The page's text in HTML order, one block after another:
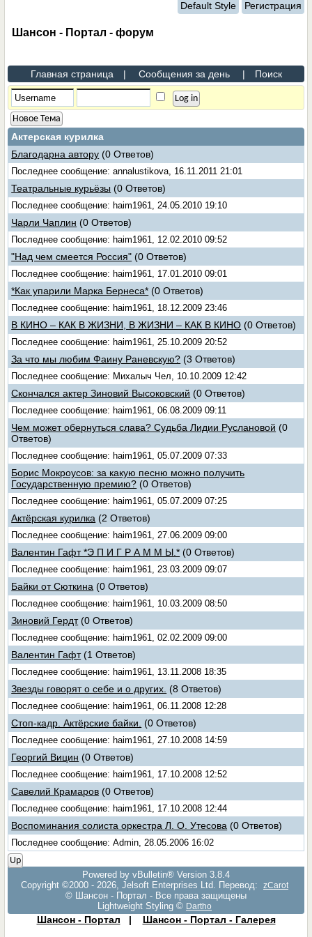
Default Style Регистрация
Шансон - Портал - форум
Главная страница | Сообщения за день | Поиск
Новое Тема
Актерская курилка
Благодарна автору (0 Ответов)
Последнее сообщение: annalustikova, 16.11.2011 21:01
Театральные курьёзы (0 Ответов)
Последнее сообщение: haim1961, 24.05.2010 19:10
Чарли Чаплин (0 Ответов)
Последнее сообщение: haim1961, 12.02.2010 09:52
"Над чем смеется Россия" (0 Ответов)
Последнее сообщение: haim1961, 17.01.2010 09:01
*Как упарили Марка Бернеса* (0 Ответов)
Последнее сообщение: haim1961, 18.12.2009 23:46
В КИНО – КАК В ЖИЗНИ, В ЖИЗНИ – КАК В КИНО (0 Ответов)
Последнее сообщение: haim1961, 25.10.2009 20:52
За что мы любим Фаину Раневскую? (3 Ответов)
Последнее сообщение: Михалыч Чел, 10.10.2009 12:42
Скончался актер Зиновий Высоковский (0 Ответов)
Последнее сообщение: haim1961, 06.08.2009 09:11
Чем может обернуться слава? Судьба Лидии Руслановой (0
Ответов)
Последнее сообщение: haim1961, 05.07.2009 07:33
Борис Мокроусов: за какую песню можно получить
Государственную премию? (0 Ответов)
Последнее сообщение: haim1961, 05.07.2009 07:25
Актёрская курилка (2 Ответов)
Последнее сообщение: haim1961, 27.06.2009 09:00
Валентин Гафт *Э П И Г Р А М М Ы.* (0 Ответов)
Последнее сообщение: haim1961, 23.03.2009 09:07
Байки от Сюткина (0 Ответов)
Последнее сообщение: haim1961, 10.03.2009 08:50
Зиновий Гердт (0 Ответов)
Последнее сообщение: haim1961, 02.02.2009 09:00
Валентин Гафт (1 Ответов)
Последнее сообщение: haim1961, 13.11.2008 18:35
Звезды говорят о себе и о других. (8 Ответов)
Последнее сообщение: haim1961, 06.11.2008 12:28
Стоп-кадр. Актёрские байки. (0 Ответов)
Последнее сообщение: haim1961, 27.10.2008 14:59
Георгий Вицин (0 Ответов)
Последнее сообщение: haim1961, 17.10.2008 12:52
Савелий Крамаров (0 Ответов)
Последнее сообщение: haim1961, 17.10.2008 12:44
Воспоминания солиста оркестра Л. О. Утесова (0 Ответов)
Последнее сообщение: Admin, 28.05.2006 16:02
Up
Powered by vBulletin® Version 3.8.4
Copyright ©2000 - 2026, Jelsoft Enterprises Ltd. Перевод:
zCarot
© Шансон - Портал - Все права защищены
Lightweight Styling © Dartho
Шансон - Портал | Шансон - Портал - Галерея